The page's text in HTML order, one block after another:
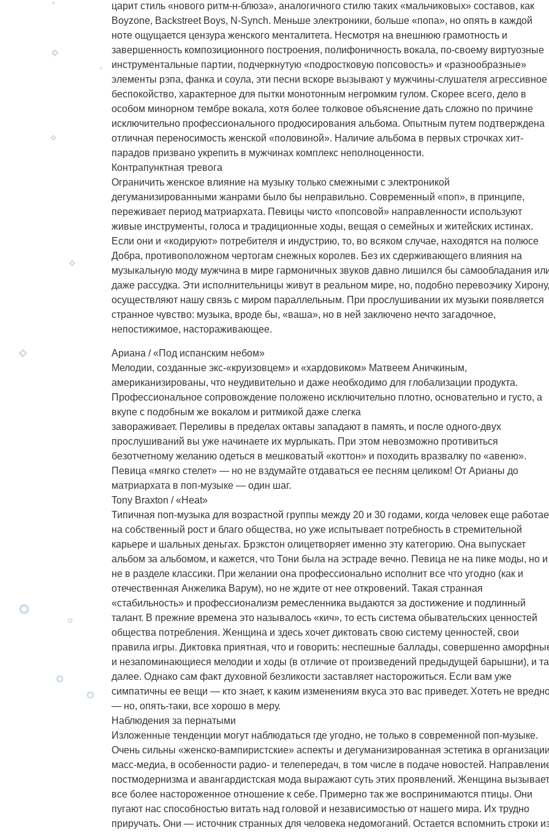
царит стиль «нового ритм-н-блюза», аналогичного стилю таких «мальчиковых» составов, как
Boyzone, Backstreet Boys, N-Synch. Меньше электроники, больше «попа», но опять в каждой
ноте ощущается цензура женского менталитета. Несмотря на внешнюю грамотность и
завершенность композиционного построения, полифоничность вокала, по-своему виртуозные
инструментальные партии, подчеркнутую «подростковую попсовость» и «разнообразные»
элементы рэпа, фанка и соула, эти песни вскоре вызывают у мужчины-слушателя агрессивное
беспокойство, характерное для пытки монотонным негромким гулом. Скорее всего, дело в
особом минорном тембре вокала, хотя более толковое объяснение дать сложно по причине
исключительно профессионального продюсирования альбома. Опытным путем подтверждена
отличная переносимость женской «половиной». Наличие альбома в первых строчках хит-
парадов призвано укрепить в мужчинах комплекс неполноценности.
Контрапунктная тревога
Ограничить женское влияние на музыку только смежными с электроникой
дегуманизированными жанрами было бы неправильно. Современный «поп», в принципе,
переживает период матриархата. Певицы чисто «попсовой» направленности используют
живые инструменты, голоса и традиционные ходы, вещая о семейных и житейских истинах.
Если они и «кодируют» потребителя и индустрию, то, во всяком случае, находятся на полюсе
Добра, противоположном чертогам снежных королев. Без их сдерживающего влияния на
музыкальную моду мужчина в мире гармоничных звуков давно лишился бы самообладания
даже рассудка. Эти исполнительницы живут в реальном мире, но, подобно перевозчику Хирону,
осуществляют нашу связь с миром параллельным. При прослушивании их музыки появляется
странное чувство: музыка, вроде бы, «ваша», но в ней заключено нечто загадочное,
непостижимое, настораживающее.
Ариана / «Под испанским небом»
Мелодии, созданные экс-«круизовцем» и «хардовиком» Матвеем Аничкиным,
американизированы, что неудивительно и даже необходимо для глобализации продукта.
Профессиональное сопровождение положено исключительно плотно, основательно и густо, а
вкупе с подобным же вокалом и ритмикой даже слегка
завораживает. Переливы в пределах октавы западают в память, и после одного-двух
прослушиваний вы уже начинаете их мурлыкать. При этом невозможно противиться
безотчетному желанию одеться в мешковатый «коттон» и походить вразвалку по «авеню».
Певица «мягко стелет» — но не вздумайте отдаваться ее песням целиком! От Арианы до
матриархата в поп-музыке — один шаг.
Tony Braxton / «Heat»
Типичная поп-музыка для возрастной группы между 20 и 30 годами, когда человек еще
на собственный рост и благо общества, но уже испытывает потребность в стремительной
карьере и шальных деньгах. Брэкстон олицетворяет именно эту категорию. Она выпускает
альбом за альбомом, и кажется, что Тони была на эстраде вечно. Певица не на пике моды, но и
не в разделе классики. При желании она профессионально исполнит все что угодно (как и
отечественная Анжелика Варум), но не ждите от нее откровений. Такая странная
«стабильность» и профессионализм ремесленника выдаются за достижение и подлинный
талант. В прежние времена это называлось «кич», то есть система обывательских ценностей
общества потребления. Женщина и здесь хочет диктовать свою систему ценностей, свои
правила игры. Диктовка приятная, что и говорить: неспешные баллады, совершенно
и незапоминающиеся мелодии и ходы (в отличие от произведений предыдущей барышни), и
далее. Однако сам факт духовной безликости заставляет насторожиться. Если вам уже
симпатичны ее вещи — кто знает, к каким изменениям вкуса это вас приведет. Хотеть не
— но, опять-таки, все хорошо в меру.
Наблюдения за пернатыми
Изложенные тенденции могут наблюдаться где угодно, не только в современной поп-музыке.
Очень сильны «женско-вампиристские» аспекты и дегуманизированная эстетика в
масс-медиа, в особенности радио- и телепередач, в том числе в подаче новостей.
постмодернизма и авангардистская мода выражают суть этих проявлений. Женщина вызывает
все более настороженное отношение к себе. Примерно так же воспринимаются птицы. Они
пугают нас способностью витать над головой и независимостью от нашего мира. Их трудно
приручать. Они — источник странных для человека недомоганий. Остается вспомнить строки